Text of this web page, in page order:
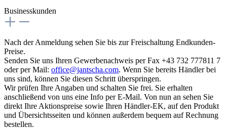
Businesskunden
Nach der Anmeldung sehen Sie bis zur Freischaltung Endkunden-
Preise.
Senden Sie uns Ihren Gewerbenachweis per Fax +43 732 777811 7
oder per Mail: office@jantscha.com. Wenn Sie bereits Händler bei
uns sind, können Sie diesen Schritt überspringen.
Wir prüfen Ihre Angaben und schalten Sie frei. Sie erhalten
anschließend von uns eine Info per E-Mail. Von nun an sehen Sie
direkt Ihre Aktionspreise sowie Ihren Händler-EK, auf den Produkt
und Übersichtsseiten und können außerdem bequem auf Rechnung
bestellen.